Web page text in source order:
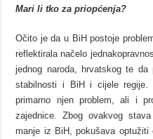
Mari li tko za priopćenja?
Očito je da u BiH postoje
reflektirala načelo
jednog naroda, hrvatskog te
stabilnosti i BiH i cijele regije.
primarno njen problem, ali i
zajednice. Zbog ovakvog
manje iz BiH, pokušava